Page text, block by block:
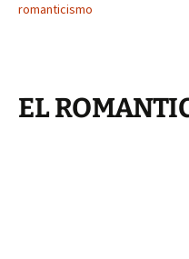
romanticismo
EL